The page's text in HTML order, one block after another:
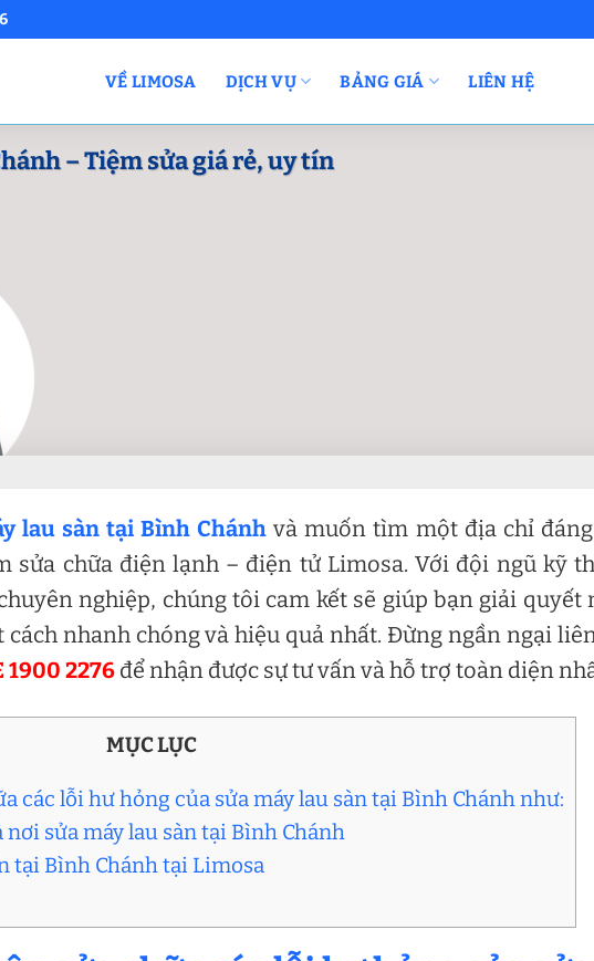
VỀ LIMOSA DỊCH VỤ BẢNG GIÁ LIÊN HỆ
– Tiệm sửa giá rẻ, uy tín
lau sàn tại Bình Chánh và muốn tìm một địa chỉ
sửa chữa điện lạnh – điện tử Limosa. Với đội ngũ kỹ
nghiệp, chúng tôi cam kết sẽ giúp bạn giải quyết
nhanh chóng và hiệu quả nhất. Đừng ngần ngại
1900 2276 để nhận được sự tư vấn và hỗ trợ toàn diện
MỤC LỤC
các lỗi hư hỏng của sửa máy lau sàn tại Bình Chánh như:
sửa máy lau sàn tại Bình Chánh
tại Bình Chánh tại Limosa